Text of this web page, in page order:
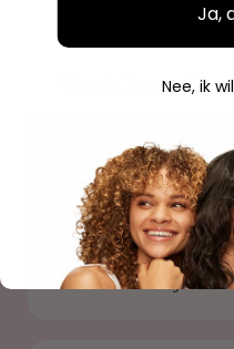
Waar is Beauty
Hoe plaats ik een
Hoe kan ik mijn
Ja,
Nee, ik